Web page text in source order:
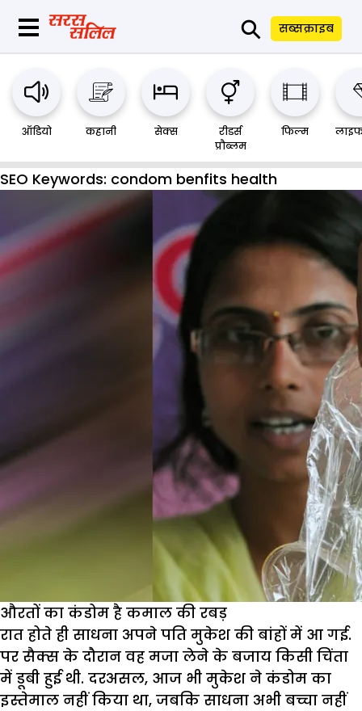
⚲ सब्सक्राइब
ऑडियो कहानी सेक्स
रीडर्स
प्रौब्लम
फिल्म
SEO Keywords: condom benfits health
औरतों का कंडोम है कमाल की रबड़
रात होते ही साधना अपने पति मुकेश की बांहों में आ गई.
पर सैक्स के दौरान वह मजा लेने के बजाय किसी चिंता
में डूबी हुई थी. दरअसल, आज भी मुकेश ने कंडोम का
इस्तेमाल नहीं किया था, जबकि साधना अभी बच्चा नहीं